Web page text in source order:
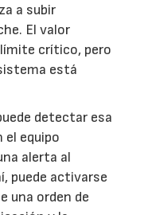
a subir
El valor
crítico, pero
está
detectar esa
el equipo
alerta al
puede activarse
una orden de